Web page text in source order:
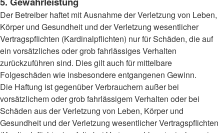
Der Betreiber haftet mit Ausnahme der Verletzung von Leben,
Körper und Gesundheit und der Verletzung wesentlicher
Vertragspflichten (Kardinalpflichten) nur für Schäden, die auf
ein vorsätzliches oder grob fahrlässiges Verhalten
zurückzuführen sind. Dies gilt auch für mittelbare
Folgeschäden wie insbesondere entgangenen Gewinn.
Die Haftung ist gegenüber Verbrauchern außer bei
vorsätzlichem oder grob fahrlässigem Verhalten oder bei
Schäden aus der Verletzung von Leben, Körper und
Gesundheit und der Verletzung wesentlicher Vertragspflichten